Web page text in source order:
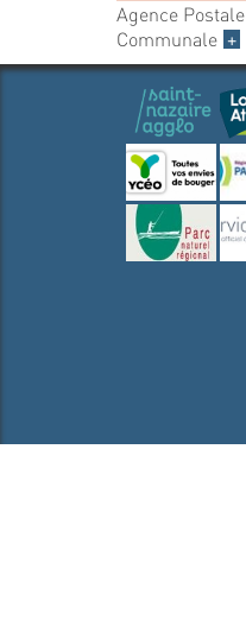
Agence Postale
Communale +